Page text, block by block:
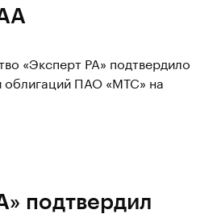
«Эксперт РА» подтвердило
облигаций ПАО «МТС» на
подтвердил